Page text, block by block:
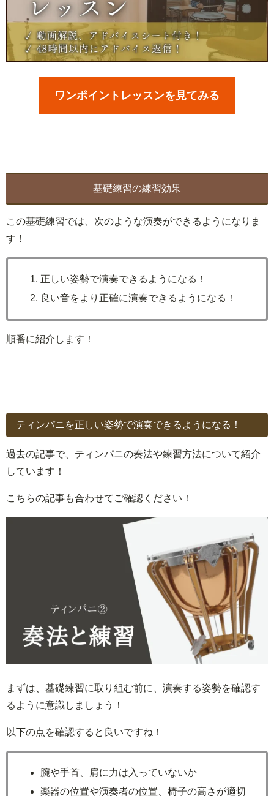
ワンポイントレッスンを見てみる
基礎練習の練習効果
この基礎練習では、次のような演奏ができるようになりま
す！
正しい姿勢で演奏できるようになる！
良い音をより正確に演奏できるようになる！
順番に紹介します！
ティンパニを正しい姿勢で演奏できるようになる！
過去の記事で、ティンパニの奏法や練習方法について紹介
しています！
こちらの記事も合わせてご確認ください！
まずは、基礎練習に取り組む前に、演奏する姿勢を確認す
るように意識しましょう！
以下の点を確認すると良いですね！
腕や手首、肩に力は入っていないか
楽器の位置や演奏者の位置、椅子の高さが適切